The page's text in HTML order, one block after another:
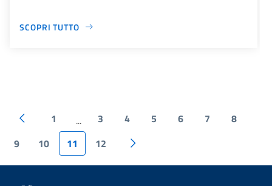
SCOPRI TUTTO
1 ... 3 4 5 6 7
8
9
10 11 12